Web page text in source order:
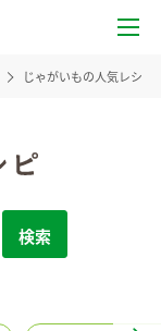
じゃがいもの人気レシピ
検索